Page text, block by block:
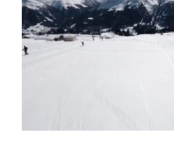
sugli
sci,
una
corretta
preparazione